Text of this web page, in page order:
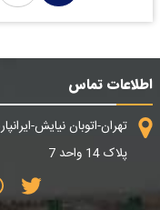
اطلاعات تماس
تهران-اتوبان نیایش-
پلاک 14 واحد 7